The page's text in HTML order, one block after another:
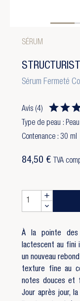
SÉRUM
Sérum Fermeté
Avis (4)
Type de peau :
Contenance : 30 ml
84,50 € TVA
À la pointe des
lactescent au fini
un nouveau
texture fine au
notes douces et
Jour après jour,